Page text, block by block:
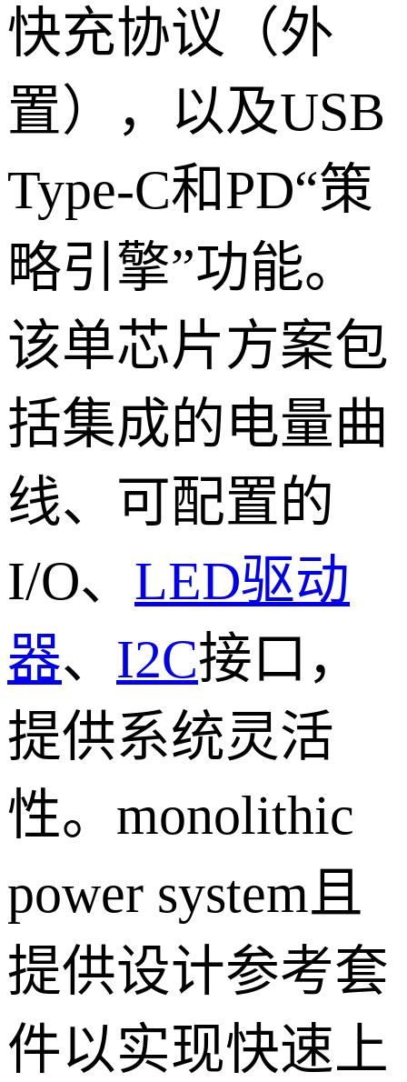
快充协议（外
置），以及USB
Type-C和PD“策
略引擎”功能。
该单芯片方案包
括集成的电量曲
线、可配置的
I/O、 LED驱动
器、 I2C接口，
提供系统灵活
性。monolithic
power system且
提供设计参考套
件以实现快速上